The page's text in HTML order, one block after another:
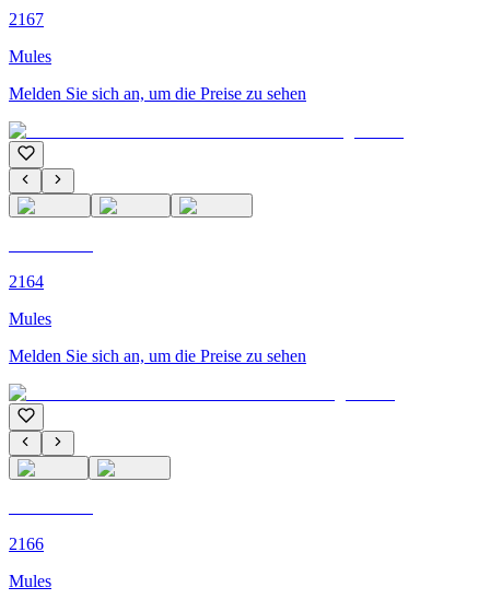
2167
Mules
Melden Sie sich an, um die Preise zu sehen
2164
Mules
Melden Sie sich an, um die Preise zu sehen
2166
Mules